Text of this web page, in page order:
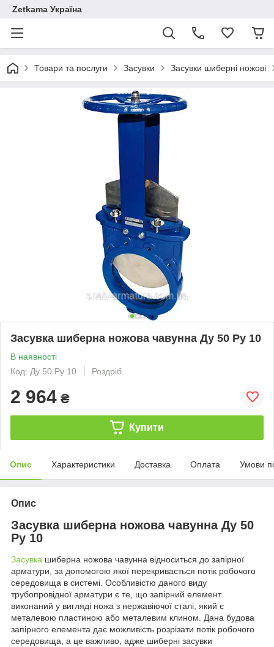
Zetkama Україна
Товари та послуги Засувки Засувки шиберні ножові
Засувка шиберна ножова чавунна Ду 50 Ру 10
В наявності
Код: Ду 50 Ру 10
Роздріб
2 964 ₴
Купити
Опис Характеристики Доставка Оплата Умови
Опис
Засувка шиберна ножова чавунна Ду 50
Ру 10
Засувка шиберна ножова чавунна відноситься до запірної
арматури, за допомогою якої перекривається потік робочого
середовища в системі. Особливістю даного виду
трубопровідної арматури є те, що запірний елемент
виконаний у вигляді ножа з нержавіючої сталі, який є
металевою пластиною або металевим клином. Дана будова
запірного елемента дає можливість розрізати потік робочого
середовища, а це важливо, адже шиберні засувки